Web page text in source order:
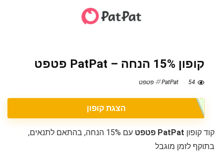
קופון 15% הנחה – PatPat פטפט
54 PatPat פטפט
הצגת קופון
קוד קופון PatPat פטפט
עם 15% הנחה, בהתאם לתנאים,
בתוקף לזמן מוגבל